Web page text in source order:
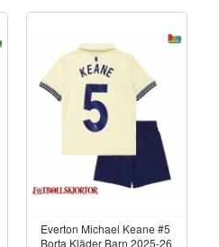
Everton Michael Keane #5
Borta Kläder Barn 2025-26